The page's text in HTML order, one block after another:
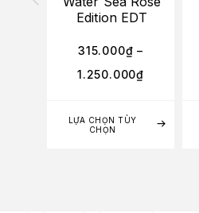
LỰA CHỌN TÙY
CHỌN
Edition EDT
315.000₫ –
1.250.000₫